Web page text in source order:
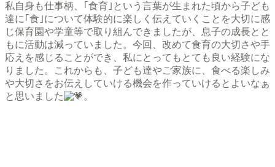
私自身も仕事柄、｢食育｣という言葉が生まれた頃から子ども
達に｢食｣について体験的に楽しく伝えていくことを大切に感
じ保育園や学童等で取り組んできましたが、息子の成長とと
もに活動は減っていました。今回、改めて食育の大切さや手
応えを感じることができ、私にとってもとても良い経験にな
りました。これからも、子ども達やご家族に、食べる楽しみ
や大切さをお伝えしていける機会を作っていけるとよいなぁ
と思いました
。